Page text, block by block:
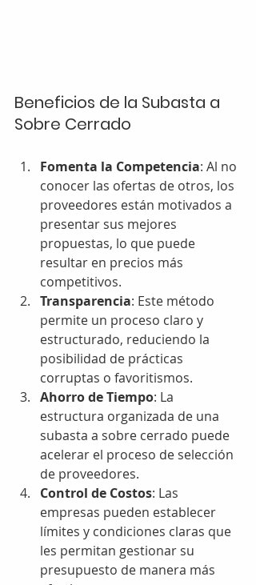
Beneficios de la Subasta a
Sobre Cerrado
Fomenta la Competencia: Al no
conocer las ofertas de otros, los
proveedores están motivados a
presentar sus mejores
propuestas, lo que puede
resultar en precios más
competitivos.
Transparencia: Este método
permite un proceso claro y
estructurado, reduciendo la
posibilidad de prácticas
corruptas o favoritismos.
Ahorro de Tiempo: La
estructura organizada de una
subasta a sobre cerrado puede
acelerar el proceso de selección
de proveedores.
Control de Costos: Las
empresas pueden establecer
límites y condiciones claras que
les permitan gestionar su
presupuesto de manera más